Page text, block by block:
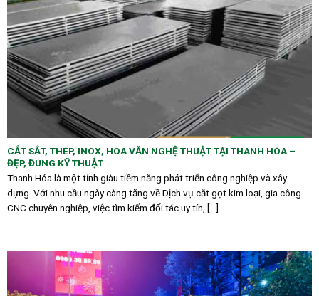
CẮT SẮT, THÉP, INOX, HOA VĂN NGHỆ THUẬT TẠI THANH HÓA –
ĐẸP, ĐÚNG KỸ THUẬT
Thanh Hóa là một tỉnh giàu tiềm năng phát triển công nghiệp và xây
dựng. Với nhu cầu ngày càng tăng về Dịch vụ cắt gọt kim loại, gia công
CNC chuyên nghiệp, việc tìm kiếm đối tác uy tín, [...]